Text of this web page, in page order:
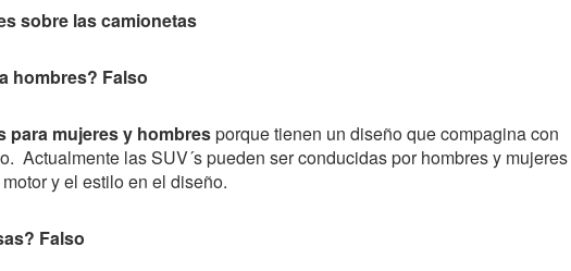
sobre las camionetas
hombres? Falso
para mujeres y hombresporque tienen un diseño que compagina con
Actualmente las SUV´s pueden ser conducidas por hombres y mujeres
y el estilo en el diseño.
Falso